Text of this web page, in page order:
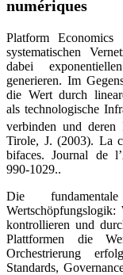
numériques
Platform Economics
systematischen
dabei
generieren. Im
die Wert durch
als technologische
verbinden und deren
Tirole, J. (2003). La
bifaces. Journal de
990-1029..
Die
Wertschöpfungslogik:
kontrollieren und
Plattformen die
Orchestrierung
Standards,